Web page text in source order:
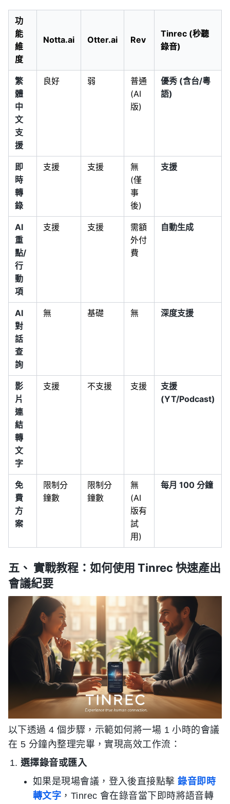
功
能
維
度
Notta.ai Otter.ai Rev
Tinrec (秒聽
錄音)
繁
體
中
文
支
援
良好 弱
普通
(AI
版)
優秀 (含台/粵
語)
即
時
轉
錄
支援 支援
無
(僅
事
後)
支援
AI
重
點/
行
動
項
支援 支援
需額
外付
費
自動生成
AI
對
話
查
詢
無 基礎 無 深度支援
影
片
連
結
轉
文
字
支援 不支援 支援
支援
(YT/Podcast)
免
費
方
案
限制分
鐘數
限制分
鐘數
無
(AI
版有
試
用)
每月 100 分鐘
五、 實戰教程：如何使用 Tinrec 快速產出
會議紀要
以下透過 4 個步驟，示範如何將一場 1 小時的會議
在 5 分鐘內整理完畢，實現高效工作流：
選擇錄音或匯入
如果是現場會議，登入後直接點擊錄音即時
轉文字 ，Tinrec 會在錄音當下即時將語音轉